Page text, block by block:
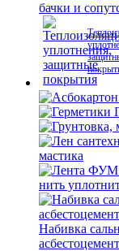
бачки и
мастика
нить
Набивка